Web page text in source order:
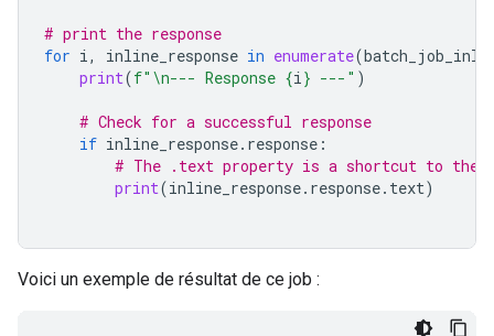
# print the response
for i, inline_response in enumerate(
print(f" \n--- Response {i} ---" )
# Check for a successful response
if inline_response. response :
# The .text property is a shortcut to the
print(inline_response. response. text)
Voici un exemple de résultat de ce job :